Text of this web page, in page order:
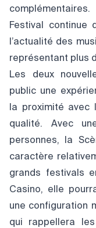
Festival continue
l’actualité des
représentant plus
Les deux
public une
la proximité
qualité. Avec
personnes, la
caractère
grands festivals
Casino, elle
une configuration
qui rappellera